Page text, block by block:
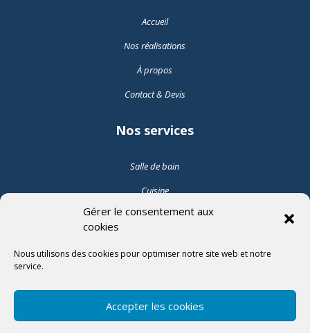
Gérer le consentement aux
cookies
Nous utilisons des cookies pour optimiser notre site web et notre
service.
Accepter les cookies
Accueil
Nos réalisations
À propos
Contact & Devis
Nos services
Salle de bain
Cuisine
Pose de carrelage intérieur
